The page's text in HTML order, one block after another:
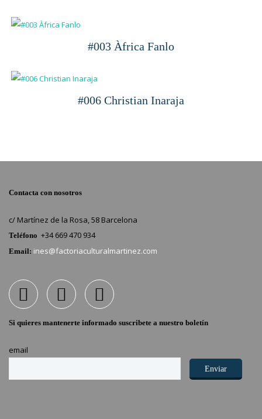
#003 Àfrica Fanlo
#006 Christian Inaraja
Contacta con nosotros
c/ Martínez de la Rosa, 58 Barcelona
Teléfono +34 669 470 934
Email: ines@factoriaculturalmartinez.com
Si quieres mantenerte informado suscribete a nuestro boletín
email